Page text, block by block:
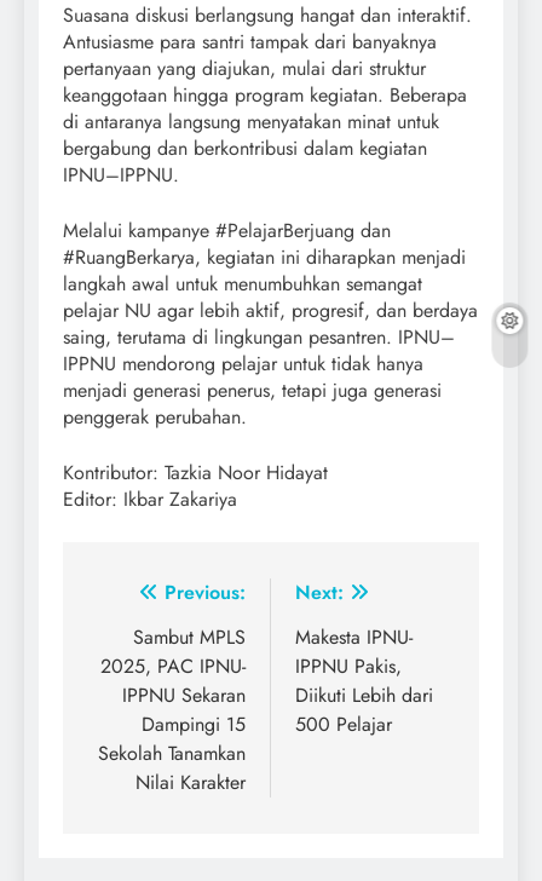
Suasana diskusi berlangsung hangat dan interaktif.
Antusiasme para santri tampak dari banyaknya
pertanyaan yang diajukan, mulai dari struktur
keanggotaan hingga program kegiatan. Beberapa
di antaranya langsung menyatakan minat untuk
bergabung dan berkontribusi dalam kegiatan
IPNU–IPPNU.
Melalui kampanye #PelajarBerjuang dan
#RuangBerkarya, kegiatan ini diharapkan menjadi
langkah awal untuk menumbuhkan semangat
pelajar NU agar lebih aktif, progresif, dan berdaya
saing, terutama di lingkungan pesantren. IPNU–
IPPNU mendorong pelajar untuk tidak hanya
menjadi generasi penerus, tetapi juga generasi
penggerak perubahan.
Kontributor: Tazkia Noor Hidayat
Editor: Ikbar Zakariya
Post
navigation
Previous:
Sambut MPLS
2025, PAC IPNU-
IPPNU Sekaran
Dampingi 15
Sekolah Tanamkan
Nilai Karakter
Next:
Makesta IPNU-
IPPNU Pakis,
Diikuti Lebih dari
500 Pelajar